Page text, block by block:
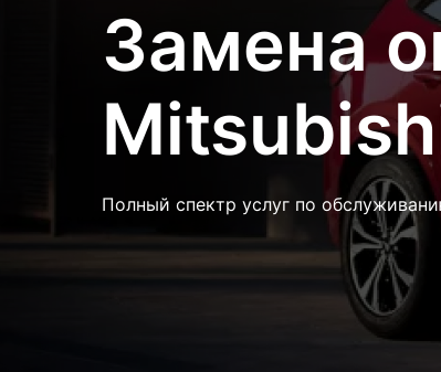
Замена
Полный спектр услуг по